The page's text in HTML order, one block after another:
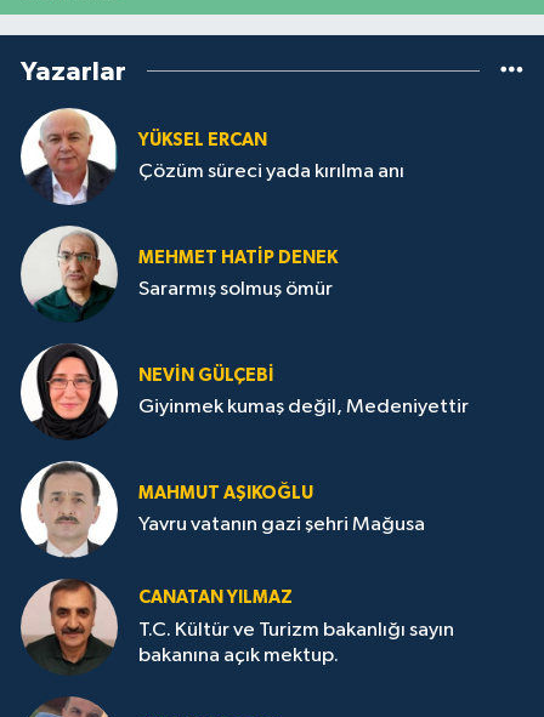
Yazarlar
YÜKSEL ERCAN
Çözüm süreci yada kırılma anı
MEHMET HATİP DENEK
Sararmış solmuş ömür
NEVİN GÜLÇEBİ
Giyinmek kumaş değil, Medeniyettir
MAHMUT AŞIKOĞLU
Yavru vatanın gazi şehri Mağusa
CANATAN YILMAZ
T.C. Kültür ve Turizm bakanlığı sayın
bakanına açık mektup.